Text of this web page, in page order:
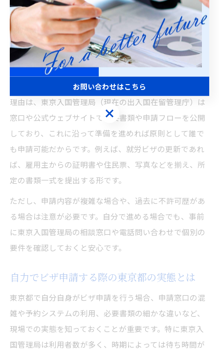
東京都でのビザ申請は自分でできるか検証
東京都でビザ申請を自分で進めることは可能か、多くの
方が最初に抱く疑問です。結論から言えば、基本的な在
留資格の更新や変更、短期滞在ビザなど、一般的な申請
であれば個人で手続きを完了させることができます。
理由は、東京入国管理局（現在の出入国在留管理庁）は
窓口や公式ウェブサイトで必要書類や申請フローを公開
しており、これに沿って準備を進めれば原則として誰で
も申請可能だからです。例えば、就労ビザの更新であれ
ば、雇用主からの証明書や住民票、写真などを揃え、所
定の書類一式を提出する形です。
ただし、申請内容が複雑な場合や、過去に不許可歴があ
る場合は注意が必要です。自分で進める場合でも、事前
に東京入国管理局の相談窓口や電話問い合わせで個別の
要件を確認しておくと安心です。
自力でビザ申請する際の東京都の実態とは
東京都で自分自身がビザ申請を行う場合、申請窓口の混
雑や予約システムの利用、必要書類の細かな違いなど、
現場での実態を知っておくことが重要です。特に東京入
国管理局は利用者数が多く、時期によっては待ち時間が
お問い合わせはこちら
お問い合わせはこちら